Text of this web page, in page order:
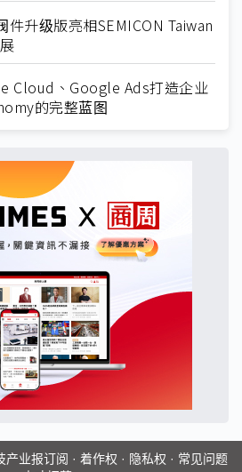
件升级版亮相SEMICON Taiwan
Cloud、Google Ads打造企业
的完整蓝图
产业报订阅 · 着作权 · 隐私权 · 常见问题